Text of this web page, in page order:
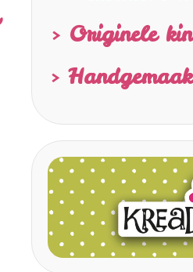
> Originele
>